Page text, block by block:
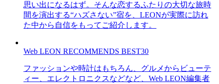
思い出になるはず。そんな恋するふたりの大切な旅時
間を演出する“ハズさない”宿を、LEONが実際に訪れ
た中から自信をもってご紹介します。
Web LEON RECOMMENDS BEST30
ファッションや時計はもちろん、グルメからビューテ
ィー、エレクトロニクスなどなど、Web LEON編集者